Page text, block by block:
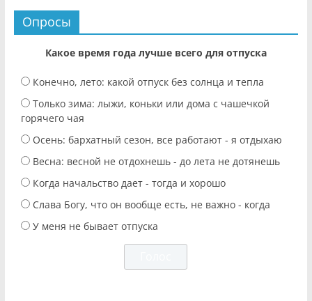
Опросы
Какое время года лучше всего для отпуска
Конечно, лето: какой отпуск без солнца и тепла
Только зима: лыжи, коньки или дома с чашечкой
горячего чая
Осень: бархатный сезон, все работают - я отдыхаю
Весна: весной не отдохнешь - до лета не дотянешь
Когда начальство дает - тогда и хорошо
Слава Богу, что он вообще есть, не важно - когда
У меня не бывает отпуска